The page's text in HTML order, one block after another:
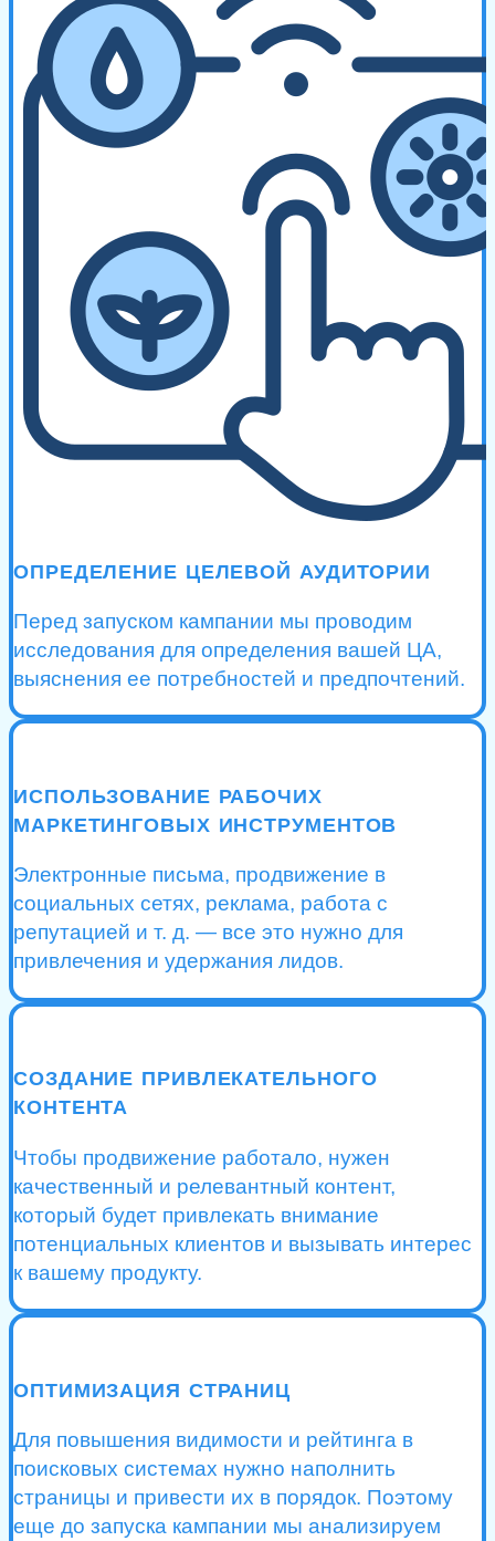
ОПРЕДЕЛЕНИЕ ЦЕЛЕВОЙ АУДИТОРИИ
Перед запуском кампании мы проводим
исследования для определения вашей ЦА,
выяснения ее потребностей и предпочтений.
ИСПОЛЬЗОВАНИЕ РАБОЧИХ
МАРКЕТИНГОВЫХ ИНСТРУМЕНТОВ
Электронные письма, продвижение в
социальных сетях, реклама, работа с
репутацией и т. д. — все это нужно для
привлечения и удержания лидов.
СОЗДАНИЕ ПРИВЛЕКАТЕЛЬНОГО
КОНТЕНТА
Чтобы продвижение работало, нужен
качественный и релевантный контент,
который будет привлекать внимание
потенциальных клиентов и вызывать интерес
к вашему продукту.
ОПТИМИЗАЦИЯ СТРАНИЦ
Для повышения видимости и рейтинга в
поисковых системах нужно наполнить
страницы и привести их в порядок. Поэтому
еще до запуска кампании мы анализируем